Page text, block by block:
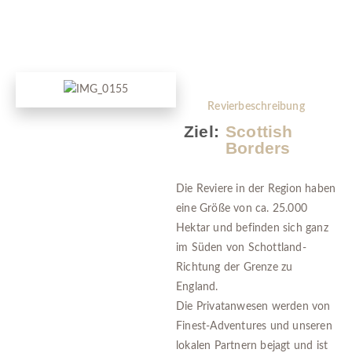
Revierbeschreibung
Ziel: Scottish
Borders
Die Reviere in der Region haben
eine Größe von ca. 25.000
Hektar und befinden sich ganz
im Süden von Schottland-
Richtung der Grenze zu
England.
Die Privatanwesen werden von
Finest-Adventures und unseren
lokalen Partnern bejagt und ist